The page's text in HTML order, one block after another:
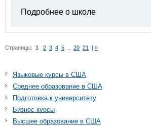
Подробнее о школе
Страницы: 1 2 3 4 5 20 21 »
Языковые курсы в США
Среднее образование в США
Подготовка к университету
Бизнес курсы
Высшее образование в США